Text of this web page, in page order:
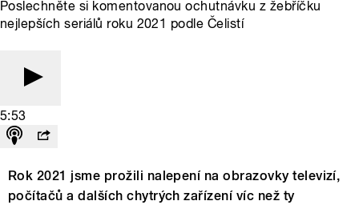
Poslechněte si komentovanou ochutnávku z žebříčku
nejlepších seriálů roku 2021 podle Čelistí
5:53
Rok 2021 jsme prožili nalepení na obrazovky televizí,
počítačů a dalších chytrých zařízení víc než ty